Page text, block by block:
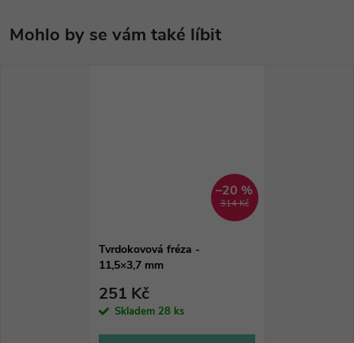
314 Kč
–20 %
Tvrdokovová fréza -
11,5×3,7 mm
251 Kč
Skladem 28 ks